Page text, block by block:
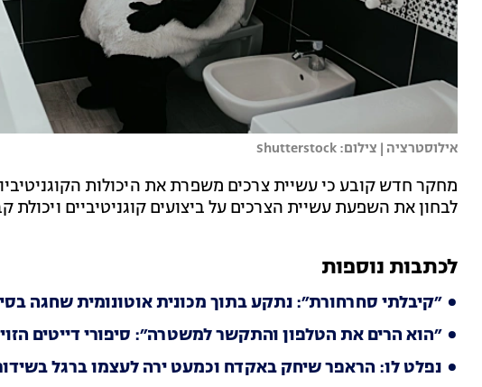
אילוסטרציה | צילום: Shutterstock
מחקר חדש קובע כי עשיית צרכים משפרת את היכולות
לבחון את השפעת עשיית הצרכים על ביצועים קוגניטיביים
לכתבות נוספות
״קיבלתי סחרחורת״: נתקע בתוך מכונית אוטונומית שחגה
״הוא הרים את הטלפון והתקשר למשטרה״: סיפורי דייטים
נפלט לו: הראפר שיחק באקדח וכמעט ירה לעצמו ברגל